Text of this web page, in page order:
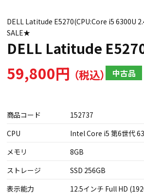
DELL Latitude E5270(CPU:Core i5 6300U
SALE★
DELL Latitude
59,800円 中古品
商品コード
152737
CPU
Intel Core i5 第6世代
メモリ
8GB
ストレージ
SSD 256GB
表示能力
12.5インチ Full HD